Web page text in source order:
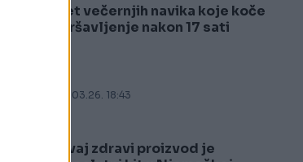
Pet večernjih navika koje koče
mršavljenje nakon 17 sati
04.03.26. 18:43
Ovaj zdravi proizvod je